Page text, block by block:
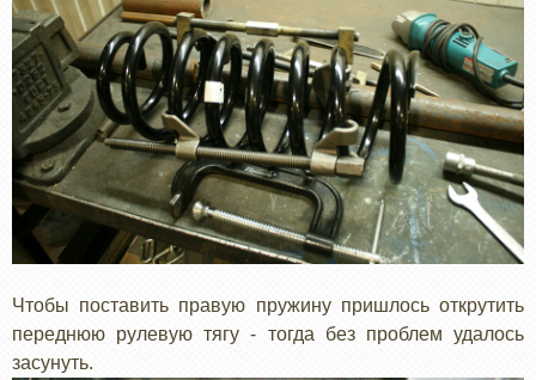
Чтобы поставить правую пружину пришлось открутить
переднюю рулевую тягу - тогда без проблем удалось
засунуть.